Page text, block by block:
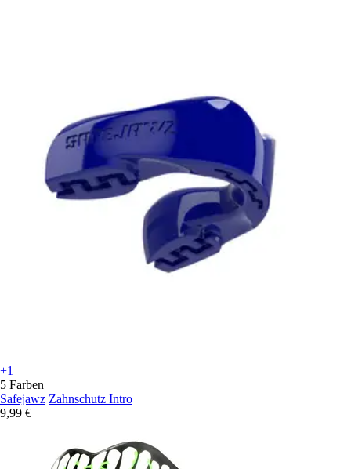
+1
5 Farben
Safejawz Zahnschutz Intro
9,99 €